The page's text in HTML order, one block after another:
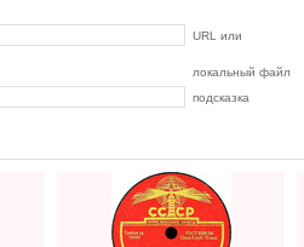
URL или
локальный файл
подсказка